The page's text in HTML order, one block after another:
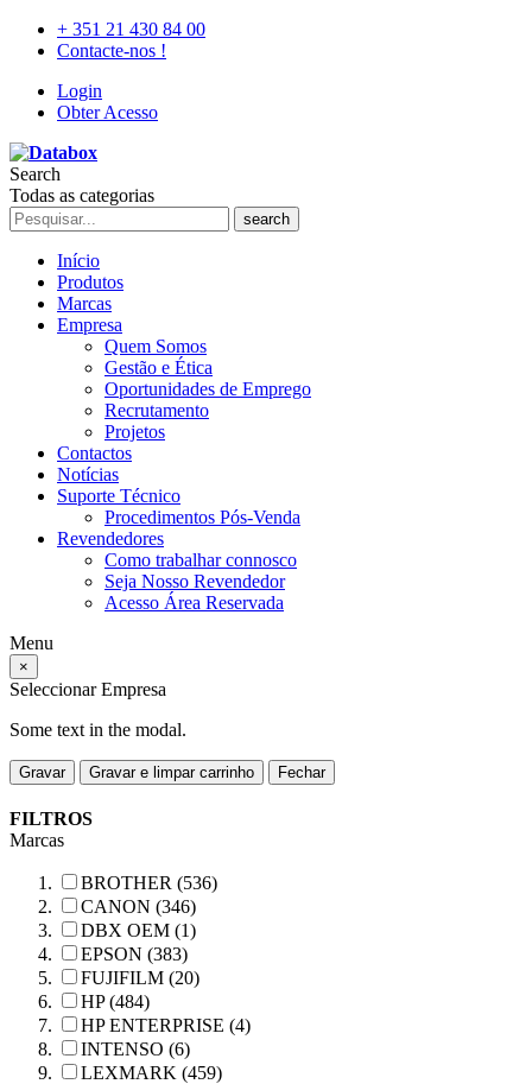
+ 351 21 430 84 00
Contacte-nos !
Login
Obter Acesso
Search
Todas as categorias
search
Início
Produtos
Marcas
Empresa
Quem Somos
Gestão e Ética
Oportunidades de Emprego
Recrutamento
Projetos
Contactos
Notícias
Suporte Técnico
Procedimentos Pós-Venda
Revendedores
Como trabalhar connosco
Seja Nosso Revendedor
Acesso Área Reservada
Menu
×
Seleccionar Empresa
Some text in the modal.
Gravar Gravar e limpar carrinho Fechar
FILTROS
Marcas
BROTHER (536)
CANON (346)
DBX OEM (1)
EPSON (383)
FUJIFILM (20)
HP (484)
HP ENTERPRISE (4)
INTENSO (6)
LEXMARK (459)